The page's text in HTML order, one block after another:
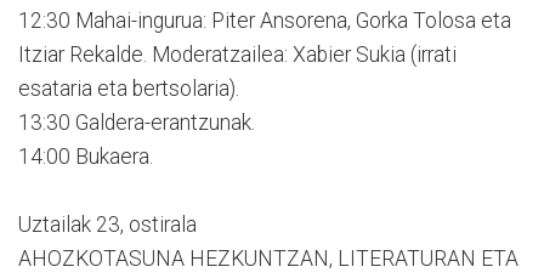
12:30 Mahai-ingurua: Piter Ansorena, Gorka Tolosa eta
Itziar Rekalde. Moderatzailea: Xabier Sukia (irrati
esataria eta bertsolaria).
13:30 Galdera-erantzunak.
14:00 Bukaera.
Uztailak 23, ostirala
AHOZKOTASUNA HEZKUNTZAN, LITERATURAN ETA